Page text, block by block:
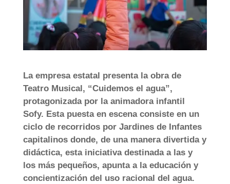
La empresa estatal presenta la obra de
Teatro Musical, “Cuidemos el agua”,
protagonizada por la animadora infantil
Sofy. Esta puesta en escena consiste en un
ciclo de recorridos por Jardines de Infantes
capitalinos donde, de una manera divertida y
didáctica, esta iniciativa destinada a las y
los más pequeños, apunta a la educación y
concientización del uso racional del agua.